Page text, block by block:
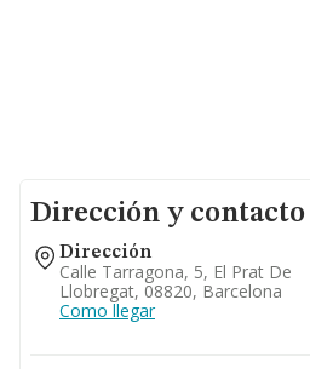
Dirección y contacto
Dirección
Calle Tarragona, 5, El Prat De
Llobregat, 08820, Barcelona
Como llegar